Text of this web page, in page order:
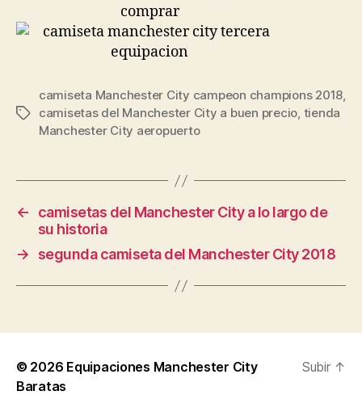
Etiquetas
camiseta Manchester City campeon champions 2018,
camisetas del Manchester City a buen precio, tienda
Manchester City aeropuerto
←
camisetas del Manchester City a lo largo de
su historia
→
segunda camiseta del Manchester City 2018
© 2026 Equipaciones Manchester City
Baratas
Subir ↑